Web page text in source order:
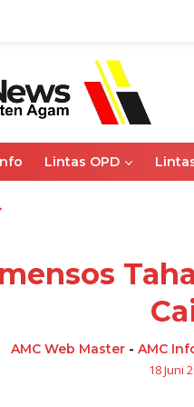
Lintas OPD
AMC Web Master- AMC
18 Juni